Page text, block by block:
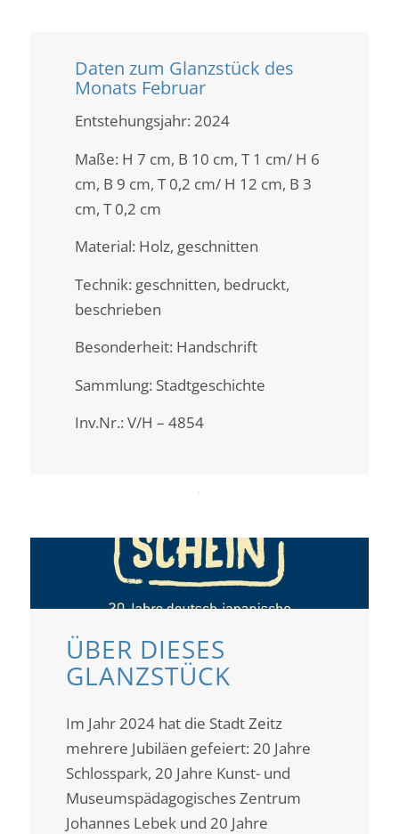
Daten zum Glanzstück des
Monats Februar
Entstehungsjahr: 2024
Maße: H 7 cm, B 10 cm, T 1 cm/ H 6
cm, B 9 cm, T 0,2 cm/ H 12 cm, B 3
cm, T 0,2 cm
Material: Holz, geschnitten
Technik: geschnitten, bedruckt,
beschrieben
Besonderheit: Handschrift
Sammlung: Stadtgeschichte
Inv.Nr.: V/H – 4854
ÜBER DIESES
GLANZSTÜCK
Im Jahr 2024 hat die Stadt Zeitz
mehrere Jubiläen gefeiert: 20 Jahre
Schlosspark, 20 Jahre Kunst- und
Museumspädagogisches Zentrum
Johannes Lebek und 20 Jahre